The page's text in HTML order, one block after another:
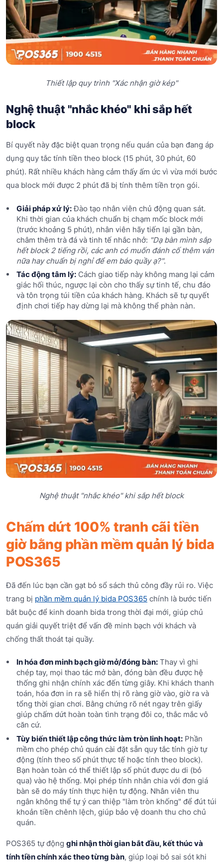
Thiết lập quy trình "Xác nhận giờ kép"
Nghệ thuật "nhắc khéo" khi sắp hết
block
Bí quyết này đặc biệt quan trọng nếu quán của bạn đang áp
dụng quy tắc tính tiền theo block (15 phút, 30 phút, 60
phút). Rất nhiều khách hàng cảm thấy ấm ức vì vừa mới bước
qua block mới được 2 phút đã bị tính thêm tiền trọn gói.
Giải pháp xử lý:Đào tạo nhân viên chủ động quan sát.
Khi thời gian của khách chuẩn bị chạm mốc block mới
(trước khoảng 5 phút), nhân viên hãy tiến lại gần bàn,
châm thêm trà đá và tinh tế nhắc nhở: "Dạ bàn mình sắp
hết block 2 tiếng rồi, các anh có muốn đánh cố thêm ván
nữa hay chuẩn bị nghỉ để em báo quầy ạ?".
Tác động tâm lý:Cách giao tiếp này không mang lại cảm
giác hối thúc, ngược lại còn cho thấy sự tinh tế, chu đáo
và tôn trọng túi tiền của khách hàng. Khách sẽ tự quyết
định chơi tiếp hay dừng lại mà không thể phàn nàn.
Nghệ thuật "nhắc khéo" khi sắp hết block
Chấm dứt 100% tranh cãi tiền
giờ bằng phần mềm quản lý bida
POS365
Đã đến lúc bạn cần gạt bỏ sổ sách thủ công đầy rủi ro. Việc
trang bị phần mềm quản lý bida POS365 chính là bước tiến
bắt buộc để kinh doanh bida trong thời đại mới, giúp chủ
quán giải quyết triệt để vấn đề minh bạch với khách và
chống thất thoát tại quầy.
In hóa đơn minh bạch giờ mở/đóng bàn:Thay vì ghi
chép tay, mọi thao tác mở bàn, đóng bàn đều được hệ
thống ghi nhận chính xác đến từng giây. Khi khách thanh
toán, hóa đơn in ra sẽ hiển thị rõ ràng giờ vào, giờ ra và
tổng thời gian chơi. Bằng chứng rõ nét ngay trên giấy
giúp chấm dứt hoàn toàn tình trạng đôi co, thắc mắc vô
căn cứ.
Tùy biến thiết lập công thức làm tròn linh hoạt:Phần
mềm cho phép chủ quán cài đặt sẵn quy tắc tính giờ tự
động (tính theo số phút thực tế hoặc tính theo block).
Bạn hoàn toàn có thể thiết lập số phút được du di (bỏ
qua) vào hệ thống. Mọi phép tính nhân chia với đơn giá
bàn sẽ do máy tính thực hiện tự động. Nhân viên thu
ngân không thể tự ý can thiệp "làm tròn khống" để đút túi
khoản tiền chênh lệch, giúp bảo vệ doanh thu cho chủ
quán.
POS365 tự động ghi nhận thời gian bắt đầu, kết thúc và
tính tiền chính xác theo từng bàn, giúp loại bỏ sai sót khi